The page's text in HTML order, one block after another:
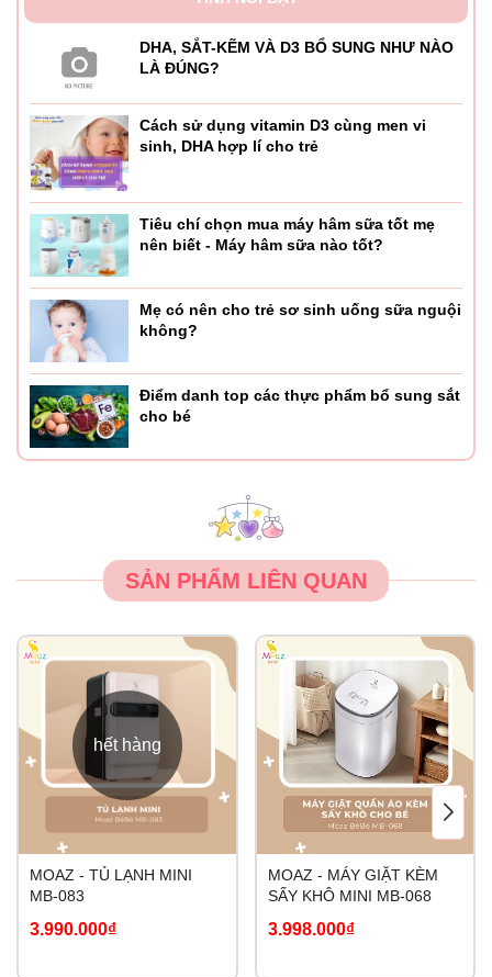
Nếu nhìn từ bên ngoài thì mẹ có thể sẽ thấy kích thước của
máy giặt mini Doux Lux rất gọn L46*W43*H73,5cm.
Về màu sắc
Về màu sắc thì máy giặt mini Doux Lux có tới 2 màu là
trắng, hồng. Các màu sắc này đều rất dễ thương và phù
hợp với mọi không gian phòng nhà mẹ.
Chức năng hẹn giờ:Máy giặt Mini Doux Lux có thêm tính
năng cài đặt hẹn giờ giặt, giúp mẹ linh hoạt hơn khi sử
dụng.
2. THÔNG SỐ KỸ THUẬT CỦA MÁY GIẶT MINI DOUX
LUX DX-1328
Khối lượng giặt: 4,5kg
Công suất: 350W siêu tiết kiệm điện năng
Kích thước: 46*43*73,5cm.
Độ bền cao, tuổi thọ máy lớn với 1 NĂM BẢO HÀNH
DHA, SẮT-KẼM VÀ D3 BỔ SUNG NHƯ NÀO
LÀ ĐÚNG?
Cách sử dụng vitamin D3 cùng men vi
sinh, DHA hợp lí cho trẻ
Tiêu chí chọn mua máy hâm sữa tốt mẹ
nên biết - Máy hâm sữa nào tốt?
Mẹ có nên cho trẻ sơ sinh uống sữa nguội
không?
Điểm danh top các thực phẩm bổ sung sắt
cho bé
SẢN PHẨM LIÊN QUAN
hết hàng
MOAZ - TỦ LẠNH MINI
MB-083
3.990.000₫
MOAZ - MÁY GIẶT KÈM
SẤY KHÔ MINI MB-068
3.998.000₫